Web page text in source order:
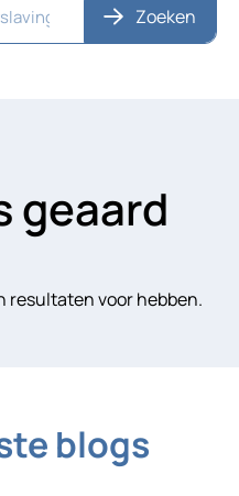
Zoeken
geaard
resultaten voor hebben.
blogs